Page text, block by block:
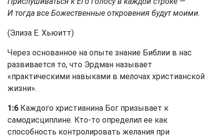
И тогда все Божественные откровения будут моими.
(Элиза Е. Хьюитт)
Через основанное на опыте знание Библии в нас
развивается то, что Эрдман называет
«практическими навыками в мелочах христианской
жизни».
1:6 Каждого христианина Бог призывает к
самодисциплине. Кто-то определил ее как
способность контролировать желания при